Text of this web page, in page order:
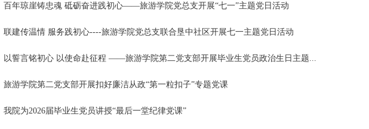
百年琼崖铸忠魂 砥砺奋进践初心——旅游学院党总支开展“七一”主题党日活动
联建传温情 服务践初心----旅游学院党总支联合垦中社区开展七一主题党日活动
以誓言铭初心 以使命赴征程 ——旅游学院第二党支部开展毕业生党员政治生日主题...
旅游学院第二党支部开展扣好廉洁从政“第一粒扣子”专题党课
我院为2026届毕业生党员讲授“最后一堂纪律党课”